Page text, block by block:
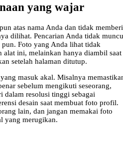
yang wajar
atas nama Anda dan tidak memberi
dilihat. Pencarian Anda tidak
Foto yang Anda lihat tidak
alat ini, melainkan hanya diambil saat
setelah halaman ditutup.
masuk akal. Misalnya
sebelum mengikuti seseorang,
dalam resolusi tinggi sebagai
desain saat membuat foto profil.
lain, dan jangan memakai foto
yang merugikan.